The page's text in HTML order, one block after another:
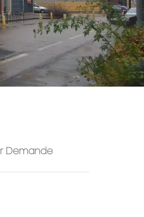
Demande